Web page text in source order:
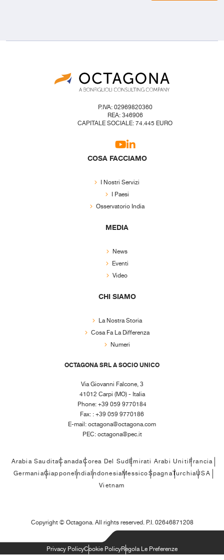
P.IVA: 02969820360
REA: 346906
CAPITALE SOCIALE: 74.445 EURO
COSA FACCIAMO
I Nostri Servizi
I Paesi
Osservatorio India
MEDIA
News
Eventi
Video
CHI SIAMO
La Nostra Storia
Cosa Fa La Differenza
Numeri
OCTAGONA SRL A SOCIO UNICO
Via Giovanni Falcone, 3
41012 Carpi (MO) - Italia
Phone: +39 059 9770184
Fax: : +39 059 9770186
E-mail:octagona@octagona.com
PEC:octagona@pec.it
Arabia SauditaCanadaCorea Del SudEmirati Arabi UnitiFrancia
GermaniaGiapponeIndiaIndonesiaMessicoSpagnaTurchiaUSA
Vietnam
Copyright ©Octagona. All rights reserved. P.I. 02646871208
Privacy PolicyCookie PolicyRegola Le Preferenze